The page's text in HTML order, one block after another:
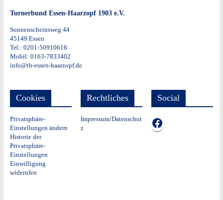
Turnerbund Essen-Haarzopf 1903 e.V.
Sonnenscheinsweg 44
45149 Essen
Tel.: 0201-50910616
Mobil: 0163-7833402
info@tb-essen-haarzopf.de
Cookies
Privatsphäre-
Einstellungen ändern
Historie der
Privatsphäre-
Einstellungen
Einwilligung
widerufen
Rechtliches
Impressum/Datenschut
z
Social
TB auf Facebook